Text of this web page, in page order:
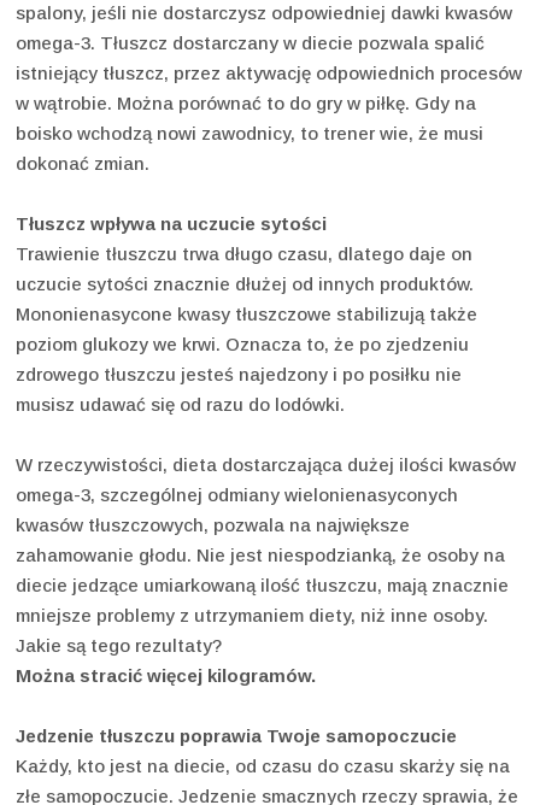
spalony, jeśli nie dostarczysz odpowiedniej dawki kwasów
omega-3. Tłuszcz dostarczany w diecie pozwala spalić
istniejący tłuszcz, przez aktywację odpowiednich procesów
w wątrobie. Można porównać to do gry w piłkę. Gdy na
boisko wchodzą nowi zawodnicy, to trener wie, że musi
dokonać zmian.
Tłuszcz wpływa na uczucie sytości
Trawienie tłuszczu trwa długo czasu, dlatego daje on
uczucie sytości znacznie dłużej od innych produktów.
Mononienasycone kwasy tłuszczowe stabilizują także
poziom glukozy we krwi. Oznacza to, że po zjedzeniu
zdrowego tłuszczu jesteś najedzony i po posiłku nie
musisz udawać się od razu do lodówki.
W rzeczywistości, dieta dostarczająca dużej ilości kwasów
omega-3, szczególnej odmiany wielonienasyconych
kwasów tłuszczowych, pozwala na największe
zahamowanie głodu. Nie jest niespodzianką, że osoby na
diecie jedzące umiarkowaną ilość tłuszczu, mają znacznie
mniejsze problemy z utrzymaniem diety, niż inne osoby.
Jakie są tego rezultaty?
Można stracić więcej kilogramów.
Jedzenie tłuszczu poprawia Twoje samopoczucie
Każdy, kto jest na diecie, od czasu do czasu skarży się na
złe samopoczucie. Jedzenie smacznych rzeczy sprawia, że